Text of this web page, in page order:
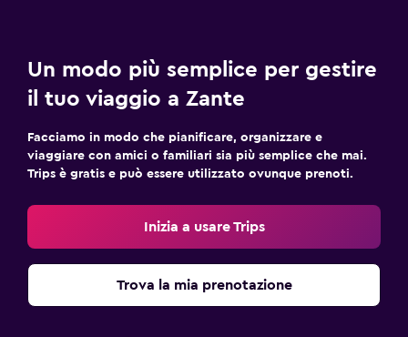
Un modo più semplice per gestire
il tuo viaggio a Zante
Facciamo in modo che pianificare, organizzare e
viaggiare con amici o familiari sia più semplice che mai.
Trips è gratis e può essere utilizzato ovunque prenoti.
Inizia a usare Trips
Trova la mia prenotazione